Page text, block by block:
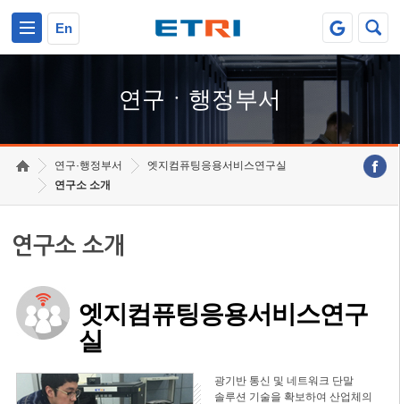
En
연구ㆍ행정부서
연구·행정부서
엣지컴퓨팅응용서비스연구실
연구소 소개
연구소 소개
엣지컴퓨팅응용서비스연구
실
광기반 통신 및 네트워크 단말
솔루션 기술을 확보하여 산업체의